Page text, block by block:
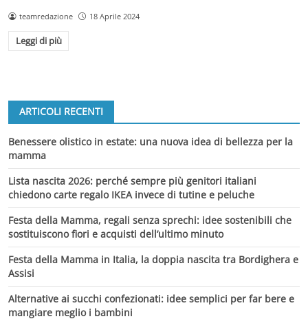
teamredazione 18 Aprile 2024
Leggi di più
ARTICOLI RECENTI
Benessere olistico in estate: una nuova idea di bellezza per la
mamma
Lista nascita 2026: perché sempre più genitori italiani
chiedono carte regalo IKEA invece di tutine e peluche
Festa della Mamma, regali senza sprechi: idee sostenibili che
sostituiscono fiori e acquisti dell’ultimo minuto
Festa della Mamma in Italia, la doppia nascita tra Bordighera e
Assisi
Alternative ai succhi confezionati: idee semplici per far bere e
mangiare meglio i bambini